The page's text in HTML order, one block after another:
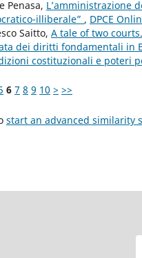
Penasa, L’amministrazione
illiberale” , DPCE
Saitto, A tale of two
dei diritti fondamentali in
costituzionali e poteri
6 7 8 9 10 > >>
start an advanced similarity